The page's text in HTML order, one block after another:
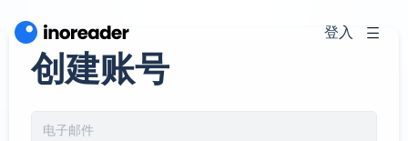
登入
创建账号